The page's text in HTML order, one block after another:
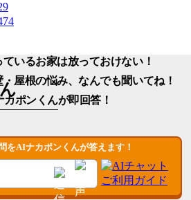
ているお家は放っておけない！
・屋根の悩み、なんでも聞いてね！
カポンくんが即回答！
をAIナカポンくんが答えます！